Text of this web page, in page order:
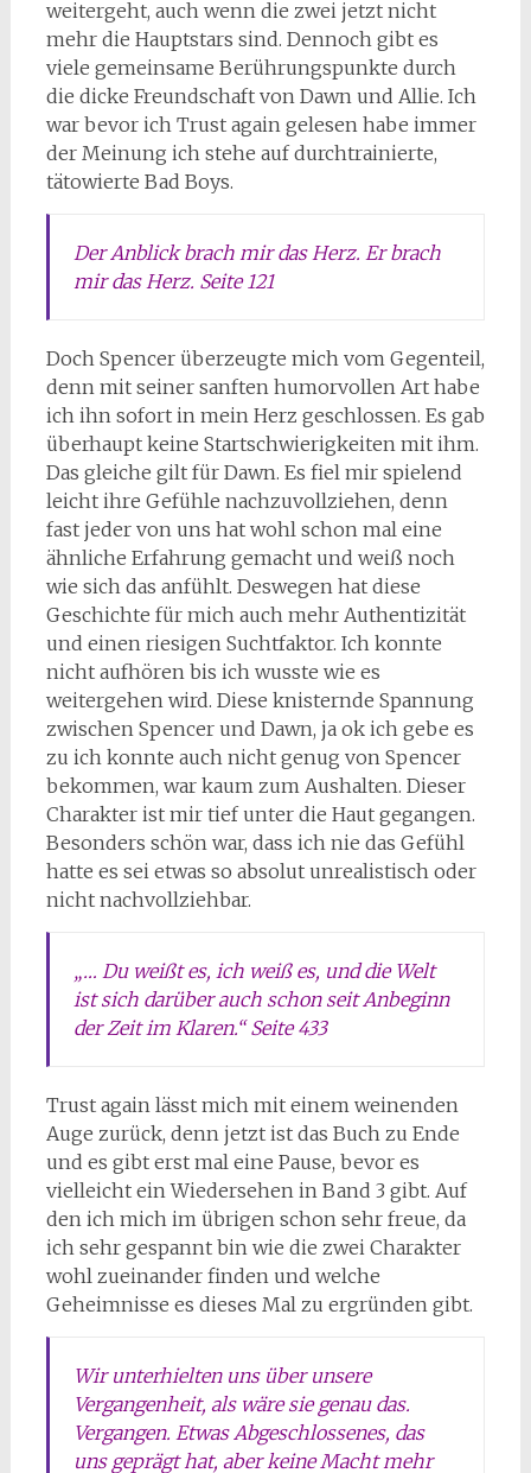
weitergeht, auch wenn die zwei jetzt nicht
mehr die Hauptstars sind. Dennoch gibt es
viele gemeinsame Berührungspunkte durch
die dicke Freundschaft von Dawn und Allie. Ich
war bevor ich Trust again gelesen habe immer
der Meinung ich stehe auf durchtrainierte,
tätowierte Bad Boys.
Der Anblick brach mir das Herz. Er brach
mir das Herz. Seite 121
Doch Spencer überzeugte mich vom Gegenteil,
denn mit seiner sanften humorvollen Art habe
ich ihn sofort in mein Herz geschlossen. Es gab
überhaupt keine Startschwierigkeiten mit ihm.
Das gleiche gilt für Dawn. Es fiel mir spielend
leicht ihre Gefühle nachzuvollziehen, denn
fast jeder von uns hat wohl schon mal eine
ähnliche Erfahrung gemacht und weiß noch
wie sich das anfühlt. Deswegen hat diese
Geschichte für mich auch mehr Authentizität
und einen riesigen Suchtfaktor. Ich konnte
nicht aufhören bis ich wusste wie es
weitergehen wird. Diese knisternde Spannung
zwischen Spencer und Dawn, ja ok ich gebe es
zu ich konnte auch nicht genug von Spencer
bekommen, war kaum zum Aushalten. Dieser
Charakter ist mir tief unter die Haut gegangen.
Besonders schön war, dass ich nie das Gefühl
hatte es sei etwas so absolut unrealistisch oder
nicht nachvollziehbar.
„… Du weißt es, ich weiß es, und die Welt
ist sich darüber auch schon seit Anbeginn
der Zeit im Klaren.“ Seite 433
Trust again lässt mich mit einem weinenden
Auge zurück, denn jetzt ist das Buch zu Ende
und es gibt erst mal eine Pause, bevor es
vielleicht ein Wiedersehen in Band 3 gibt. Auf
den ich mich im übrigen schon sehr freue, da
ich sehr gespannt bin wie die zwei Charakter
wohl zueinander finden und welche
Geheimnisse es dieses Mal zu ergründen gibt.
Wir unterhielten uns über unsere
Vergangenheit, als wäre sie genau das.
Vergangen. Etwas Abgeschlossenes, das
uns geprägt hat, aber keine Macht mehr